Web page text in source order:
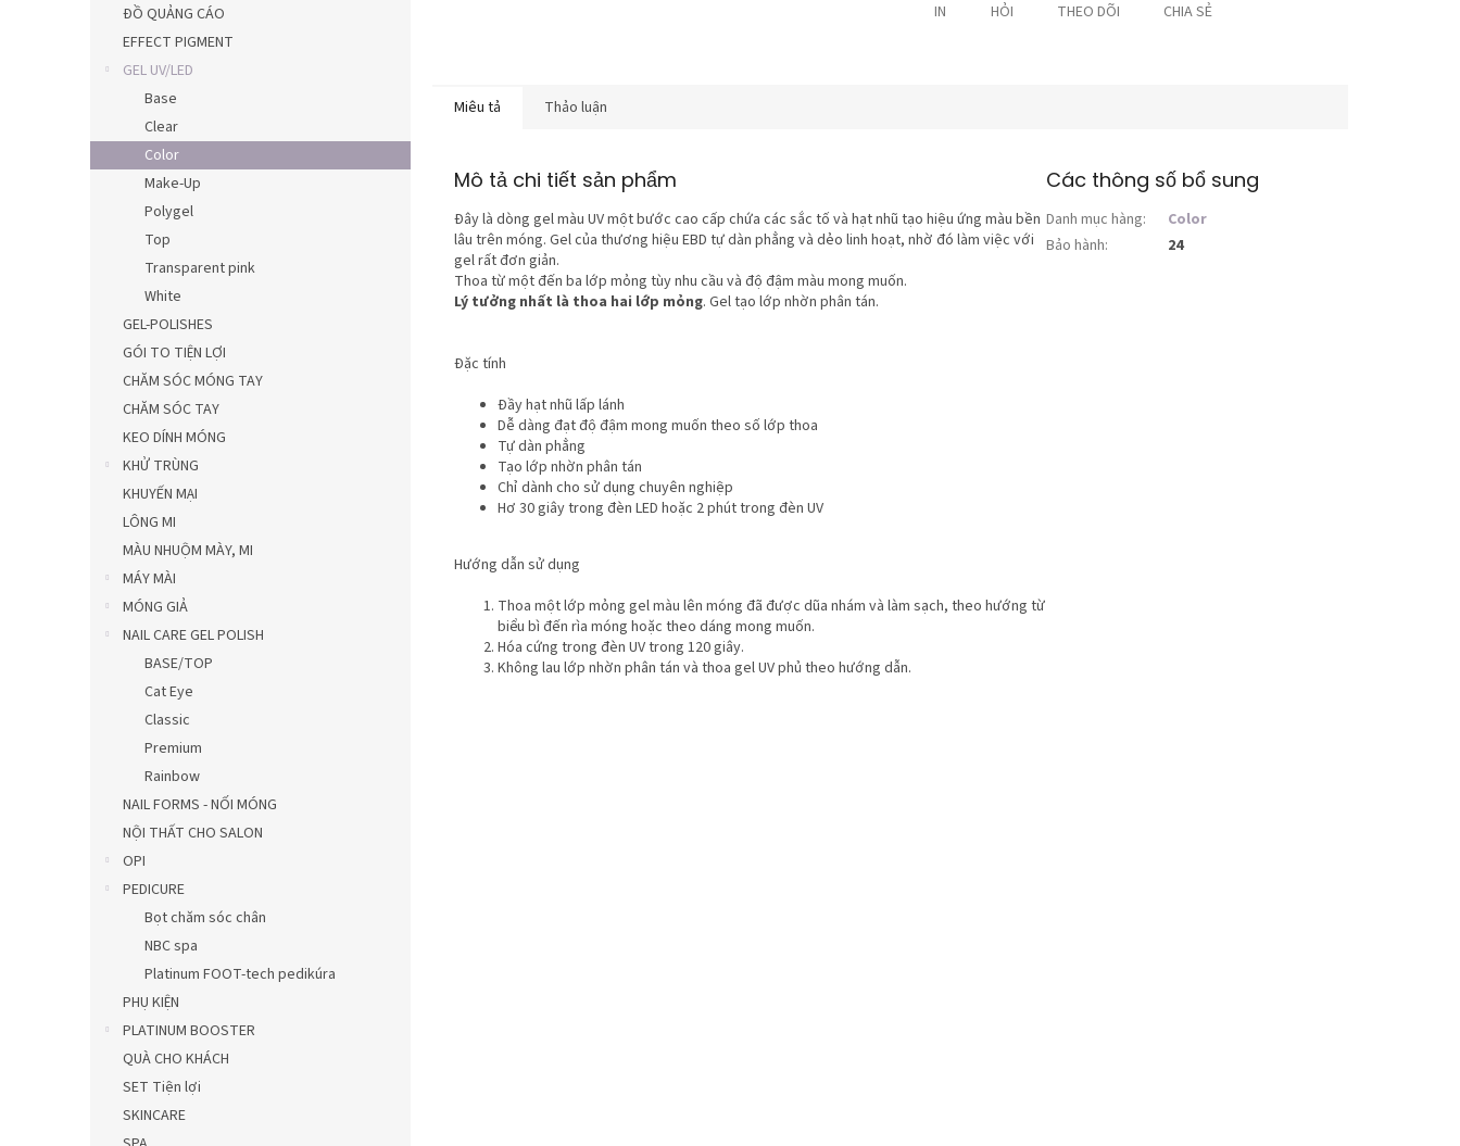
ĐỒ QUẢNG CÁO
EFFECT PIGMENT
GEL UV/LED
Base
Clear
Color
Make-Up
Polygel
Top
Transparent pink
White
GEL-POLISHES
GÓI TO TIỆN LỢI
CHĂM SÓC MÓNG TAY
CHĂM SÓC TAY
KEO DÍNH MÓNG
KHỬ TRÙNG
KHUYẾN MẠI
LÔNG MI
MÀU NHUỘM MÀY, MI
MÁY MÀI
MÓNG GIẢ
NAIL CARE GEL POLISH
BASE/TOP
Cat Eye
Classic
Premium
Rainbow
NAIL FORMS - NỐI MÓNG
NỘI THẤT CHO SALON
OPI
PEDICURE
Bọt chăm sóc chân
NBC spa
Platinum FOOT-tech pedikúra
PHỤ KIỆN
PLATINUM BOOSTER
QUÀ CHO KHÁCH
SET Tiện lợi
SKINCARE
IN HỎI THEO DÕI CHIA SẺ
Miêu tả Thảo luận
Mô tả chi tiết sản phẩm
Đây là dòng gel màu UV một bước cao cấp chứa các sắc tố và hạt nhũ tạo hiệu ứng màu bền
lâu trên móng. Gel của thương hiệu EBD tự dàn phẳng và dẻo linh hoạt, nhờ đó làm việc với
gel rất đơn giản.
Thoa từ một đến ba lớp mỏng tùy nhu cầu và độ đậm màu mong muốn.
Lý tưởng nhất là thoa hai lớp mỏng. Gel tạo lớp nhờn phân tán.
Đặc tính
Đầy hạt nhũ lấp lánh
Dễ dàng đạt độ đậm mong muốn theo số lớp thoa
Tự dàn phẳng
Tạo lớp nhờn phân tán
Chỉ dành cho sử dụng chuyên nghiệp
Hơ 30 giây trong đèn LED hoặc 2 phút trong đèn UV
Hướng dẫn sử dụng
Thoa một lớp mỏng gel màu lên móng đã được dũa nhám và làm sạch, theo hướng từ
biểu bì đến rìa móng hoặc theo dáng mong muốn.
Hóa cứng trong đèn UV trong 120 giây.
Không lau lớp nhờn phân tán và thoa gel UV phủ theo hướng dẫn.
Các thông số bổ sung
Danh mục hàng:
Color
Bảo hành: 24